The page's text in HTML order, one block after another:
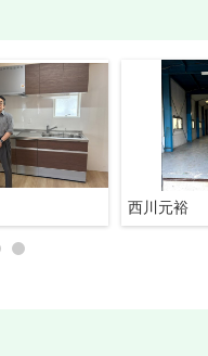
西川元裕